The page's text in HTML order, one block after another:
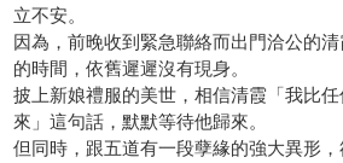
立不安。
因為，前晚收到緊急聯絡而出門洽公的
的時間，依舊遲遲沒有現身。
披上新娘禮服的美世，相信清霞「我比
來」這句話，默默等待他歸來。
但同時，跟五道有一段孽緣的強大異形